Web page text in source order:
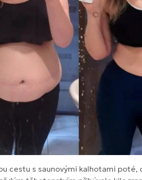
cestu s saunovými kalhotami